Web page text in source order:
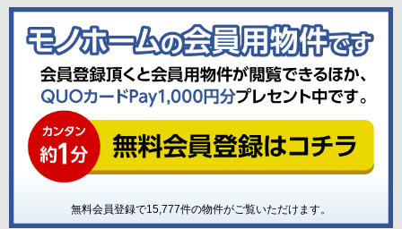
無料会員登録で15,777件の物件がご覧いただけます。